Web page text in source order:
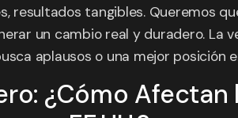
resultados tangibles. Queremos
un cambio real y duradero. La
aplausos o una mejor posición
¿Cómo